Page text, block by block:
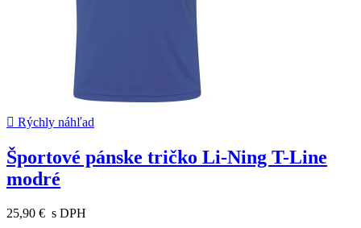
 Rýchly náhľad
Športové pánske tričko Li-Ning T-Line
modré
25,90 € s DPH